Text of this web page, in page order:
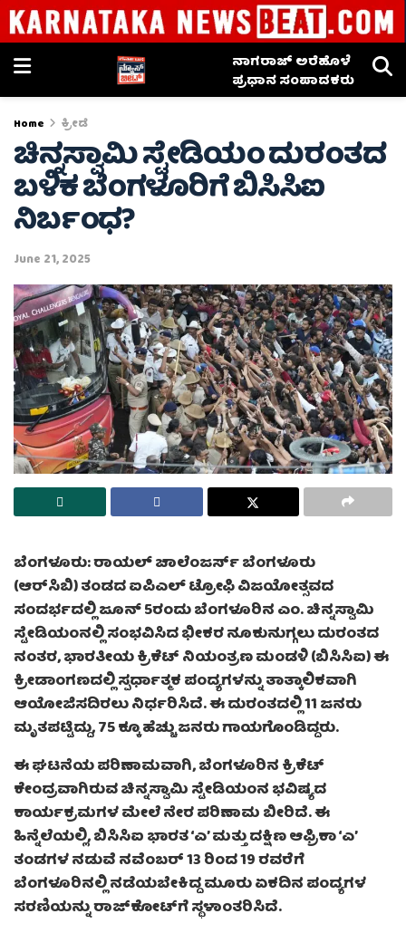
ನಾಗರಾಜ್ ಅರೆಹೊಳೆ
ಪ್ರಧಾನ ಸಂಪಾದಕರು
Home ಕ್ರೀಡೆ
ಚಿನ್ನಸ್ವಾಮಿ ಸ್ಟೇಡಿಯಂ ದುರಂತದ
ಬಳಿಕ ಬೆಂಗಳೂರಿಗೆ ಬಿಸಿಸಿಐ
ನಿರ್ಬಂಧ?
June 21, 2025
ಬೆಂಗಳೂರು: ರಾಯಲ್ ಚಾಲೆಂಜರ್ಸ್ ಬೆಂಗಳೂರು
(ಆರ್‌ಸಿಬಿ) ತಂಡದ ಐಪಿಎಲ್ ಟ್ರೋಫಿ ವಿಜಯೋತ್ಸವದ
ಸಂದರ್ಭದಲ್ಲಿ ಜೂನ್ 5ರಂದು ಬೆಂಗಳೂರಿನ ಎಂ. ಚಿನ್ನಸ್ವಾಮಿ
ಸ್ಟೇಡಿಯಂನಲ್ಲಿ ಸಂಭವಿಸಿದ ಭೀಕರ ನೂಕುನುಗ್ಗಲು ದುರಂತದ
ನಂತರ, ಭಾರತೀಯ ಕ್ರಿಕೆಟ್ ನಿಯಂತ್ರಣ ಮಂಡಳಿ (ಬಿಸಿಸಿಐ) ಈ
ಕ್ರೀಡಾಂಗಣದಲ್ಲಿ ಸ್ಪರ್ಧಾತ್ಮಕ ಪಂದ್ಯಗಳನ್ನು ತಾತ್ಕಾಲಿಕವಾಗಿ
ಆಯೋಜಿಸದಿರಲು ನಿರ್ಧರಿಸಿದೆ. ಈ ದುರಂತದಲ್ಲಿ 11 ಜನರು
ಮೃತಪಟ್ಟಿದ್ದು, 75 ಕ್ಕೂ ಹೆಚ್ಚು ಜನರು ಗಾಯಗೊಂಡಿದ್ದರು.
ಈ ಘಟನೆಯ ಪರಿಣಾಮವಾಗಿ, ಬೆಂಗಳೂರಿನ ಕ್ರಿಕೆಟ್
ಕೇಂದ್ರವಾಗಿರುವ ಚಿನ್ನಸ್ವಾಮಿ ಸ್ಟೇಡಿಯಂನ ಭವಿಷ್ಯದ
ಕಾರ್ಯಕ್ರಮಗಳ ಮೇಲೆ ನೇರ ಪರಿಣಾಮ ಬೀರಿದೆ. ಈ
ಹಿನ್ನೆಲೆಯಲ್ಲಿ, ಬಿಸಿಸಿಐ ಭಾರತ ‘ಎ’ ಮತ್ತು ದಕ್ಷಿಣ ಆಫ್ರಿಕಾ ‘ಎ’
ತಂಡಗಳ ನಡುವೆ ನವೆಂಬರ್ 13 ರಿಂದ 19 ರವರೆಗೆ
ಬೆಂಗಳೂರಿನಲ್ಲಿ ನಡೆಯಬೇಕಿದ್ದ ಮೂರು ಏಕದಿನ ಪಂದ್ಯಗಳ
ಸರಣಿಯನ್ನು ರಾಜ್‌ಕೋಟ್‌ಗೆ ಸ್ಥಳಾಂತರಿಸಿದೆ.